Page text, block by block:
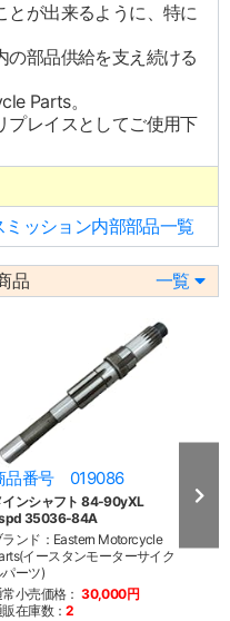
とが出来るように、特に
の部品供給を支え続ける
Parts。
プレイスとしてご使用下
ッション内部部品一覧
品 一覧
品番号 019086
インシャフト 84-90yXL
35036-84A
ランド：Eastern Motorcycle
イースタンモーターサイク
パーツ)
小売価格： 30,000円
販在庫数：2
メイ